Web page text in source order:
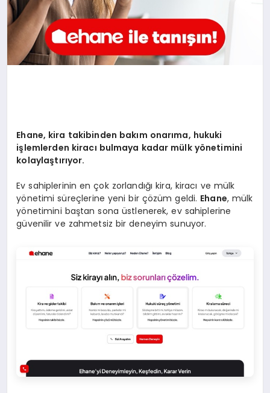
Ehane, kira takibinden bakım onarıma, hukuki
işlemlerden kiracı bulmaya kadar mülk yönetimini
kolaylaştırıyor.
Ev sahiplerinin en çok zorlandığı kira, kiracı ve mülk
yönetimi süreçlerine yeni bir çözüm geldi. Ehane, mülk
yönetimini baştan sona üstlenerek, ev sahiplerine
güvenilir ve zahmetsiz bir deneyim sunuyor.